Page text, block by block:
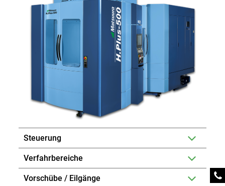
Steuerung
Verfahrbereiche
Vorschübe / Eilgänge